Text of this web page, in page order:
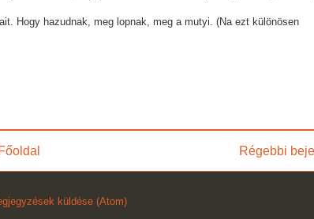
Hogy hazudnak, meg lopnak, meg a mutyi. (Na ezt különösen
Régebbi
Főoldal
küldése (Atom)